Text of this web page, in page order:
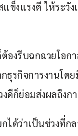
งแรงดี ให้ระวัง
องรีบฉกฉวยโอ
รกิจการงานโด
ดีก็ย่อมส่งผลถึง
ได้ว่าเป็นช่วงที่ก